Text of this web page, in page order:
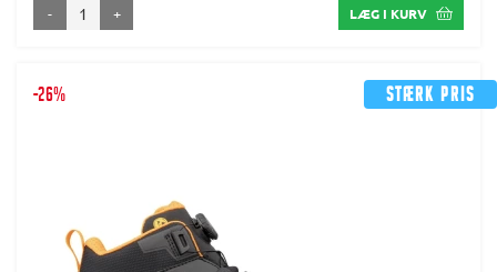
- + LÆG I KURV
Stærk pris
-26%